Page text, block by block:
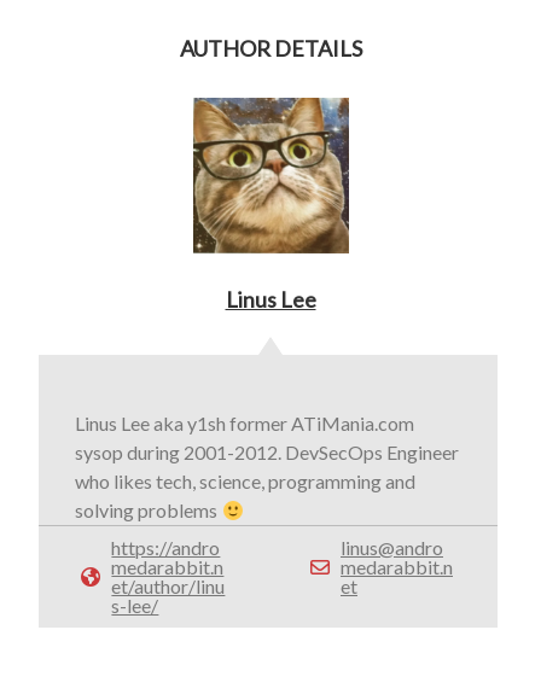
AUTHOR DETAILS
Linus Lee
Linus Lee aka y1sh former ATiMania.com
sysop during 2001-2012. DevSecOps Engineer
who likes tech, science, programming and
solving problems
https://andro
medarabbit.n
et/author/linu
s-lee/
linus@andro
medarabbit.n
et